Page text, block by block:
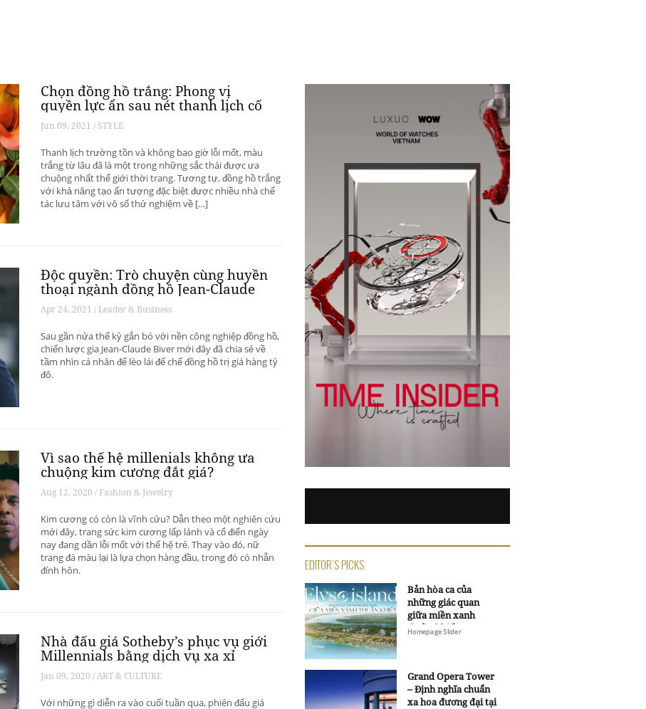
Chọn đồng hồ trắng: Phong vị
quyền lực ẩn sau nét thanh lịch cố
hữu
Jun 09, 2021 / STYLE
Thanh lịch trường tồn và không bao giờ lỗi mốt, màu
trắng từ lâu đã là một trong những sắc thái được ưa
chuộng nhất thế giới thời trang. Tương tự, đồng hồ trắng
với khả năng tạo ấn tượng đặc biệt được nhiều nhà chế
tác lưu tâm với vô số thử nghiệm về […]
Độc quyền: Trò chuyện cùng huyền
thoại ngành đồng hồ Jean-Claude
Biver
Apr 24, 2021 / Leader & Business
Sau gần nửa thế kỷ gắn bó với nền công nghiệp đồng hồ,
chiến lược gia Jean-Claude Biver mới đây đã chia sẻ về
tầm nhìn cá nhân để lèo lái đế chế đồng hồ trị giá hàng tỷ
đô.
Vì sao thế hệ millenials không ưa
chuộng kim cương đắt giá?
Aug 12, 2020 / Fashion & Jewelry
Kim cương có còn là vĩnh cửu? Dẫn theo một nghiên cứu
mới đây, trang sức kim cương lấp lánh và cổ điển ngày
nay đang dần lỗi mốt với thế hệ trẻ. Thay vào đó, nữ
trang đá màu lại là lựa chọn hàng đầu, trong đó có nhẫn
đính hôn.
Nhà đấu giá Sotheby’s phục vụ giới
Millennials bằng dịch vụ xa xỉ
Jan 09, 2020 / ART & CULTURE
Với những gì diễn ra vào cuối tuần qua, phiên đấu giá
EDITOR'S PICKS
Bản hòa ca của
những giác quan
giữa miền xanh
thuần khiết
Homepage Slider
Grand Opera Tower
– Định nghĩa chuẩn
xa hoa đương đại tại